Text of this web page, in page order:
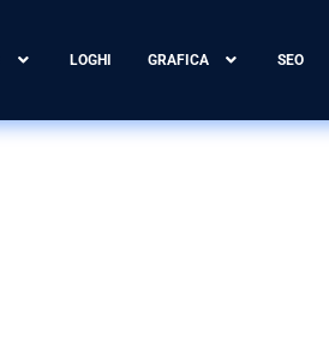
LOGHI GRAFICA SEO